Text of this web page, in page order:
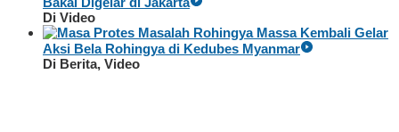
Di Video
Massa Kembali Gelar
Aksi Bela Rohingya di Kedubes Myanmar
Di Berita, Video